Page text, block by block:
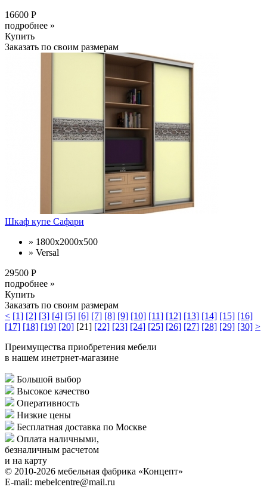
16600 Р
подробнее »
Купить
Заказать по своим размерам
Шкаф купе Сафари
» 1800х2000х500
» Versal
29500 Р
подробнее »
Купить
Заказать по своим размерам
< [1] [2] [3] [4] [5] [6] [7] [8] [9] [10] [11] [12] [13] [14] [15] [16]
[17] [18] [19] [20] [21] [22] [23] [24] [25] [26] [27] [28] [29] [30] >
Преимущества приобретения мебели
в нашем инетрнет-магазине
Большой выбор
Высокое качество
Оперативность
Низкие цены
Бесплатная доставка по Москве
Оплата наличными,
безналичным расчетом
и на карту
© 2010-2026 мебельная фабрика «Концепт»
E-mail: mebelcentre@mail.ru